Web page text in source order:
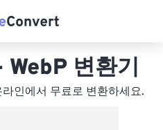
변환기
인에서 무료로 변환하세요.